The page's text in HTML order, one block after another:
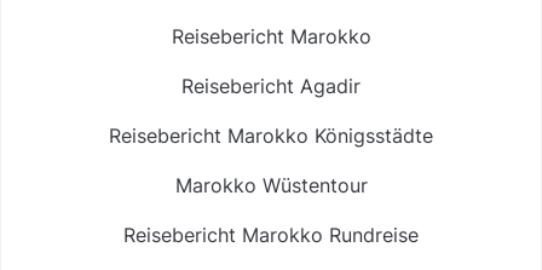
Reisebericht Marokko
Reisebericht Agadir
Reisebericht Marokko Königsstädte
Marokko Wüstentour
Reisebericht Marokko Rundreise